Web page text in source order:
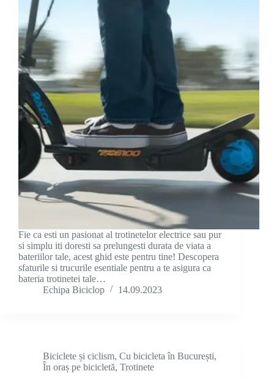
Fie ca esti un pasionat al trotinetelor electrice sau pur
si simplu iti doresti sa prelungesti durata de viata a
bateriilor tale, acest ghid este pentru tine! Descopera
sfaturile si trucurile esentiale pentru a te asigura ca
bateria trotinetei tale…
Echipa Biciclop
14.09.2023
Biciclete și ciclism, Cu bicicleta în București,
În oraș pe bicicletă, Trotinete